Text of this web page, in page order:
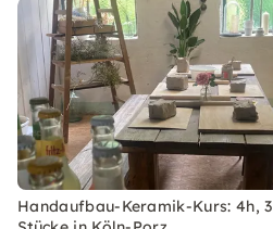
Handaufbau-Keramik-Kurs: 4h, 3